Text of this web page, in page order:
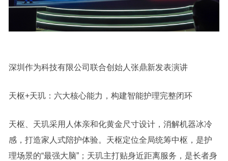
深圳作为科技有限公司联合创始人张鼎新发表演讲
天枢+天玑：六大核心能力，构建智能护理完整闭环
天枢、天玑采用人体亲和化黄金尺寸设计，消解机器冰冷
感，打造家人式陪护体验。天枢定位全局统筹中枢，是护
理场景的“最强大脑”；天玑主打贴身近距离服务，是长者身